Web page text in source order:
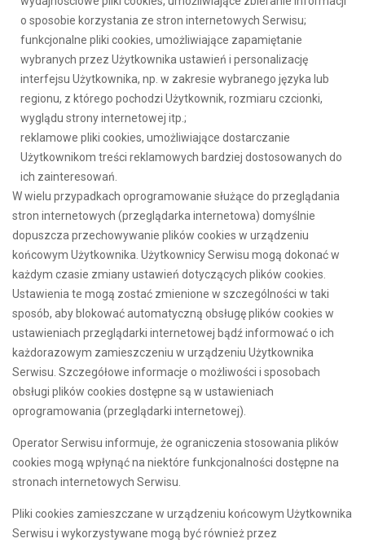
o sposobie korzystania ze stron internetowych Serwisu;
funkcjonalne pliki cookies, umożliwiające zapamiętanie
wybranych przez Użytkownika ustawień i personalizację
interfejsu Użytkownika, np. w zakresie wybranego języka lub
regionu, z którego pochodzi Użytkownik, rozmiaru czcionki,
wyglądu strony internetowej itp.;
reklamowe pliki cookies, umożliwiające dostarczanie
Użytkownikom treści reklamowych bardziej dostosowanych do
ich zainteresowań.
W wielu przypadkach oprogramowanie służące do przeglądania
stron internetowych (przeglądarka internetowa) domyślnie
dopuszcza przechowywanie plików cookies w urządzeniu
końcowym Użytkownika. Użytkownicy Serwisu mogą dokonać w
każdym czasie zmiany ustawień dotyczących plików cookies.
Ustawienia te mogą zostać zmienione w szczególności w taki
sposób, aby blokować automatyczną obsługę plików cookies w
ustawieniach przeglądarki internetowej bądź informować o ich
każdorazowym zamieszczeniu w urządzeniu Użytkownika
Serwisu. Szczegółowe informacje o możliwości i sposobach
obsługi plików cookies dostępne są w ustawieniach
oprogramowania (przeglądarki internetowej).
Operator Serwisu informuje, że ograniczenia stosowania plików
cookies mogą wpłynąć na niektóre funkcjonalności dostępne na
stronach internetowych Serwisu.
Pliki cookies zamieszczane w urządzeniu końcowym Użytkownika
Serwisu i wykorzystywane mogą być również przez